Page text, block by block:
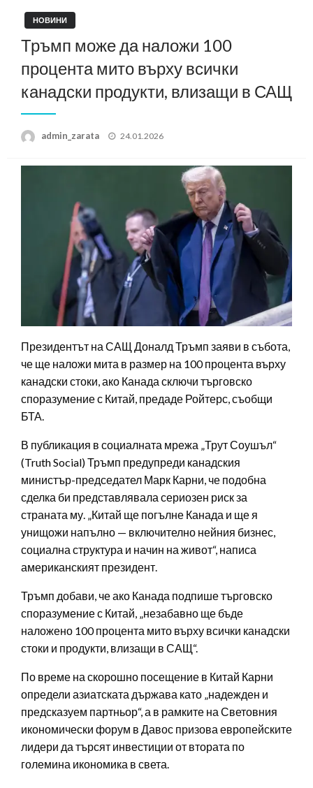
НОВИНИ
Тръмп може да наложи 100
процента мито върху всички
канадски продукти, влизащи в САЩ
admin_zarata
Posted
24.01.2026
Президентът на САЩ Доналд Тръмп заяви в събота,
че ще наложи мита в размер на 100 процента върху
канадски стоки, ако Канада сключи търговско
споразумение с Китай, предаде Ройтерс, съобщи
БТА.
В публикация в социалната мрежа „Трут Соушъл“
(Truth Social) Тръмп предупреди канадския
министър-председател Марк Карни, че подобна
сделка би представлявала сериозен риск за
страната му. „Китай ще погълне Канада и ще я
унищожи напълно — включително нейния бизнес,
социална структура и начин на живот“, написа
американският президент.
Тръмп добави, че ако Канада подпише търговско
споразумение с Китай, „незабавно ще бъде
наложено 100 процента мито върху всички канадски
стоки и продукти, влизащи в САЩ“.
По време на скорошно посещение в Китай Карни
определи азиатската държава като „надежден и
предсказуем партньор“, а в рамките на Световния
икономически форум в Давос призова европейските
лидери да търсят инвестиции от втората по
големина икономика в света.